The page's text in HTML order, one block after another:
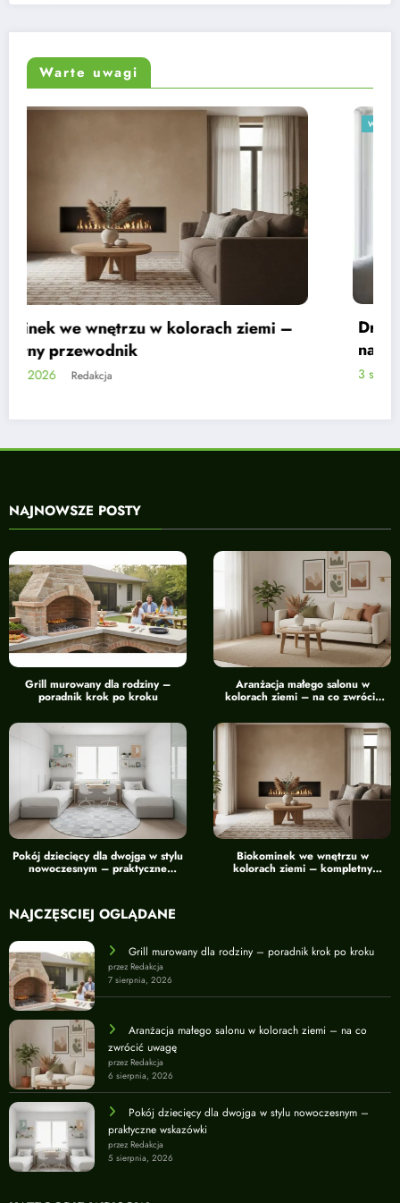
Warte uwagi
Drewno na ścianie w małym metrażu –
najczęstsze błędy
3 sierpnia, 2026
NAJNOWSZE POSTY
Grill murowany dla rodziny –
poradnik krok po kroku
Aranżacja małego salonu w
kolorach ziemi – na co zwrócić
Pokój dziecięcy dla dwojga w stylu
nowoczesnym – praktyczne
Biokominek we wnętrzu w
kolorach ziemi – kompletny
NAJCZĘŚCIEJ OGLĄDANE
Grill murowany dla rodziny – poradnik krok po kroku
przez Redakcja
7 sierpnia, 2026
Aranżacja małego salonu w kolorach ziemi – na co
zwrócić uwagę
przez Redakcja
6 sierpnia, 2026
Pokój dziecięcy dla dwojga w stylu nowoczesnym –
praktyczne wskazówki
przez Redakcja
5 sierpnia, 2026